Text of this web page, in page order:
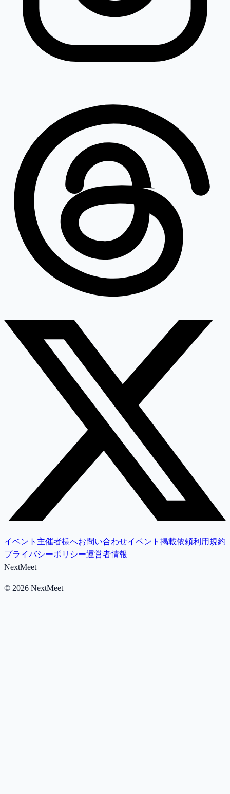
イベント主催者様へお問い合わせイベント掲載依頼利用規約
プライバシーポリシー運営者情報
NextMeet
© 2026 NextMeet